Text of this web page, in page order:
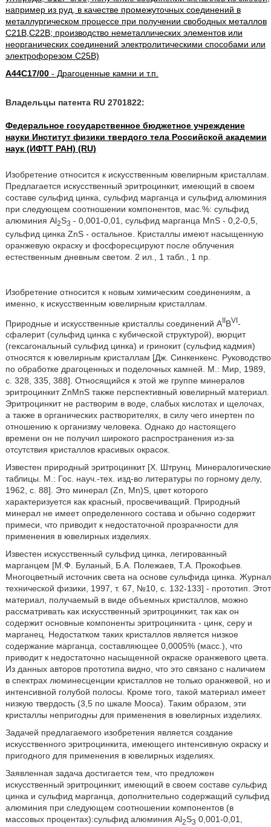
например из руд, в качестве промежуточных соединений в
металлургическом процессе при получении свободных металлов
C21B,C22B; производство неметаллических элементов или
неорганических соединений электролитическими способами или
электрофорезом C25B)
A44C17/00- Драгоценные камни и т.п.
Владельцы патента RU 2701822:
Федеральное государственное бюджетное учреждение
науки Институт физики твердого тела Российской академии
наук (ИФТТ РАН) (RU)
Изобретение относится к искусственным ювелирным кристаллам.
Предлагается искусственный эритроцинкит, имеющий в своем
составе сульфид цинка, сульфид марганца и сульфид алюминия
при следующем соотношении компонентов, мас.%: сульфид
алюминия Al2S3 - 0,001-0,01, сульфид марганца MnS - 0,2-0,5,
сульфид цинка ZnS - остальное. Кристаллы имеют насыщенную
оранжевую окраску и фосфоресцируют после облучения
естественным дневным светом. 2 ил., 1 табл., 1 пр.
Изобретение относится к новым химическим соединениям, а
именно, к искусственным ювелирным кристаллам.
Природные и искусственные кристаллы соединений AIIBVI-
сфалерит (сульфид цинка с кубической структурой), вюрцит
(гексагональный сульфид цинка) и гринокит (сульфид кадмия)
относятся к ювелирным кристаллам [Дж. Синкенкенс. Руководство
по обработке драгоценных и поделочных камней. М.: Мир, 1989,
с. 328, 335, 388]. Относящийся к этой же группе минералов
эритроцинкит ZnMnS также перспективный ювелирный материал.
Эритроцинкит не растворим в воде, слабых кислотах и щелочах,
а также в органических растворителях, в силу чего инертен по
отношению к организму человека. Однако до настоящего
времени он не получил широкого распространения из-за
отсутствия кристаллов красивых окрасок.
Известен природный эритроцинкит [X. Штрунц. Минералогические
таблицы. М.: Гос. науч.-тех. изд-во литературы по горному делу,
1962, с. 88]. Это минерал (Zn, Mn)S, цвет которого
характеризуется как красный, просвечиващий. Природный
минерал не имеет определенного состава и обычно содержит
примеси, что приводит к недостаточной прозрачности для
применения в ювелирных изделиях.
Известен искусственный сульфид цинка, легированный
марганцем [М.Ф. Буланый, Б.А. Полежаев, Т.А. Прокофьев.
Многоцветный источник света на основе сульфида цинка. Журнал
технической физики, 1997, т. 67, №10, с. 132-133] - прототип. Этот
материал, получаемый в виде объемных кристаллов, можно
рассматривать как искусственный эритроцинкит, так как он
содержит основные компоненты эритроцинкита - цинк, серу и
марганец. Недостатком таких кристаллов является низкое
содержание марганца, составляющее 0,0005% (масс.), что
приводит к недостаточно насыщенной окраске оранжевого цвета.
Из данных авторов прототипа видно, что это связано с наличием
в спектрах люминесценции кристаллов не только оранжевой, но и
интенсивной голубой полосы. Кроме того, такой материал имеет
низкую твердость (3,5 по шкале Мооса). Таким образом, эти
кристаллы непригодны для применения в ювелирных изделиях.
Задачей предлагаемого изобретения является создание
искусственного эритроцинкита, имеющего интенсивную окраску и
пригодного для применения в ювелирных изделиях.
Заявленная задача достигается тем, что предложен
искусственный эритроцинкит, имеющий в своем составе сульфид
цинка и сульфид марганца, дополнительно содержащий сульфид
алюминия при следующем соотношении компонентов (в
массовых процентах):сульфид алюминия Al2S3 0,001-0,01,